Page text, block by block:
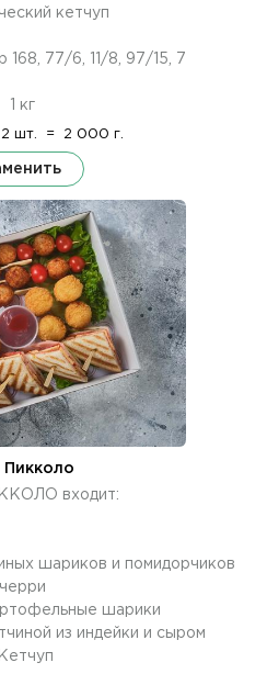
кетчуп
77/6, 11/8, 97/15, 7
1 кг
2 шт. = 2 000 г.
Пикколо
входит:
шариков и помидорчиков
черри
шарики
из индейки и сыром